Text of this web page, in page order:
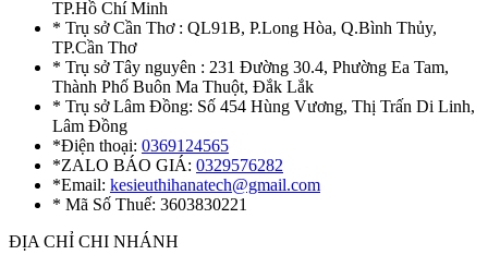
TP.Hồ Chí Minh
* Trụ sở Cần Thơ : QL91B, P.Long Hòa, Q.Bình Thủy,
TP.Cần Thơ
* Trụ sở Tây nguyên : 231 Đường 30.4, Phường Ea Tam,
Thành Phố Buôn Ma Thuột, Đắk Lắk
* Trụ sở Lâm Đồng: Số 454 Hùng Vương, Thị Trấn Di Linh,
Lâm Đồng
*Điện thoại: 0369124565
*ZALO BÁO GIÁ: 0329576282
*Email: kesieuthihanatech@gmail.com
* Mã Số Thuế: 3603830221
ĐỊA CHỈ CHI NHÁNH